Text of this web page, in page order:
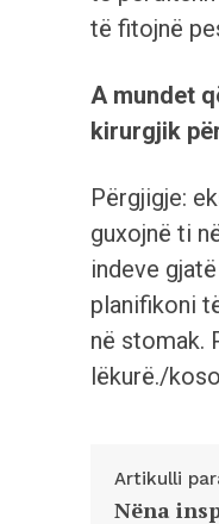
të fitojnë
A mundet
kirurgjik
Përgjigje:
guxojnë ti
indeve
planifikoni
në stomak.
lëkurë./
Artikulli
Nëna